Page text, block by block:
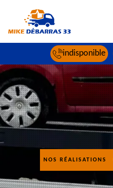
indisponible
NOS RÉALISATIONS